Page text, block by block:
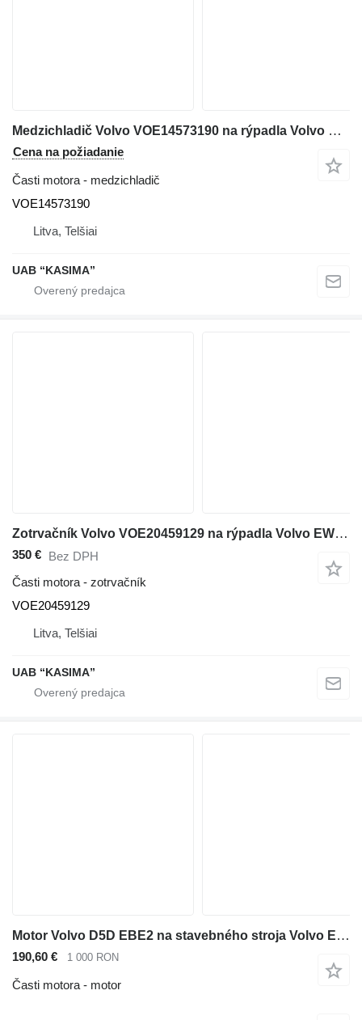
Medzichladič Volvo VOE14573190 na rýpadla Volvo EW230C
Cena na požiadanie
Časti motora - medzichladič
VOE14573190
Litva, Telšiai
UAB “KASIMA”
Zotrvačník Volvo VOE20459129 na rýpadla Volvo EW160B
350 € Bez DPH
Časti motora - zotrvačník
VOE20459129
Litva, Telšiai
UAB “KASIMA”
Motor Volvo D5D EBE2 na stavebného stroja Volvo EW140B
190,60 € 1 000 RON
Časti motora - motor